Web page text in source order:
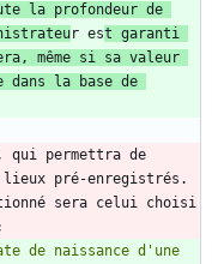
la profondeur de
r est garanti
même si sa valeur
dans la base de
qui permettra de
pré-enregistrés.
sera celui choisi
de naissance d'une